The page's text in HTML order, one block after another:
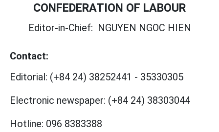
CONFEDERATION OF LABOUR
Editor-in-Chief: NGUYEN NGOC HIEN
Contact:
Editorial: (+84 24) 38252441 - 35330305
Electronic newspaper: (+84 24) 38303044
Hotline: 096 8383388